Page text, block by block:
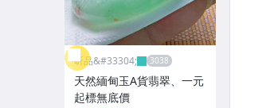
昕品&#33304;
天然緬甸玉A貨翡翠、一元
起標無底價